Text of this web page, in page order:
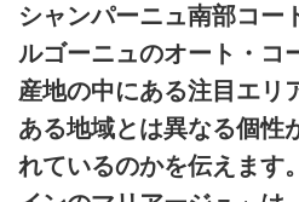
シャンパーニュ南部コー
ルゴーニュのオート・コ
産地の中にある注目エリ
ある地域とは異なる個性
れているのかを伝えます